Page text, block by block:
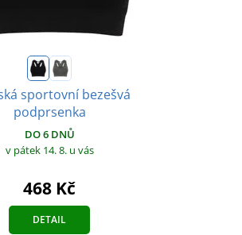
sportovní bezešvá
podprsenka
DO 6 DNŮ
v pátek 14. 8. u vás
468 Kč
DETAIL